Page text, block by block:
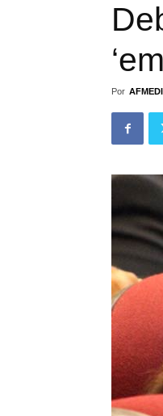
Por